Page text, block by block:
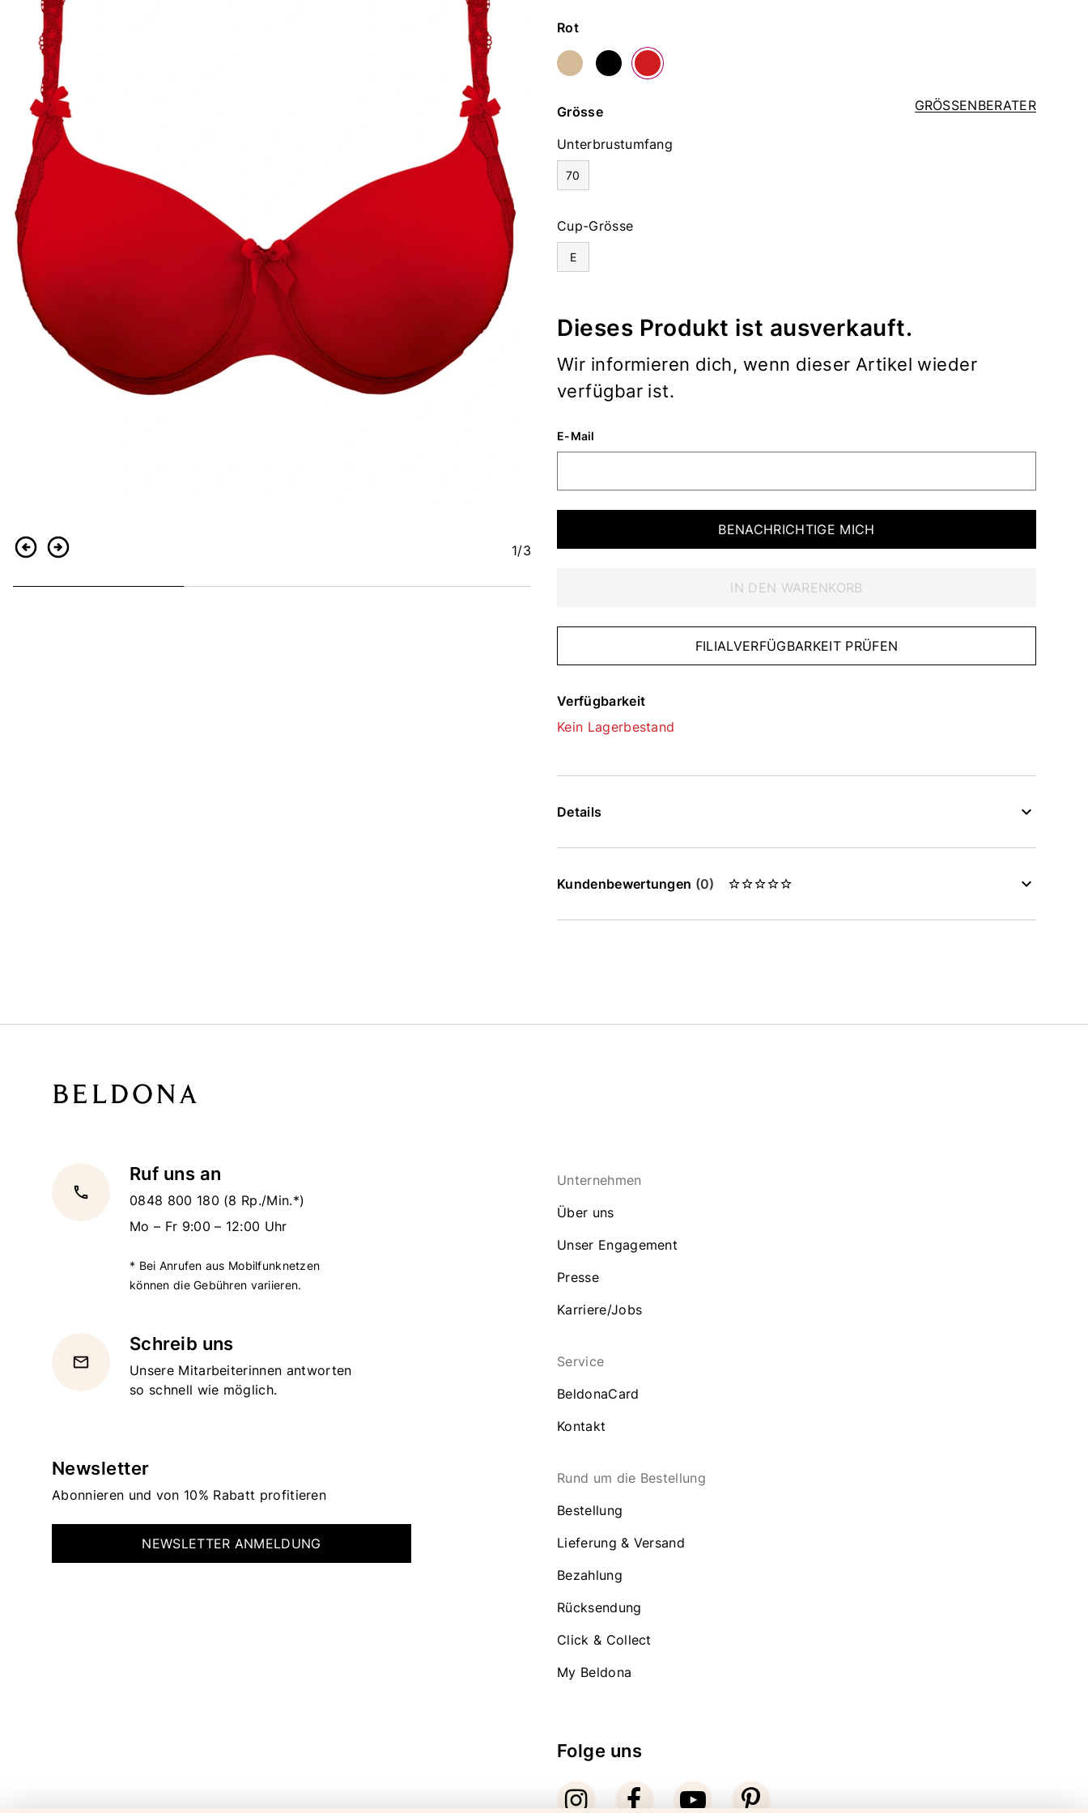
ZurückWeiter 1/3
Farbe
Rot
GRÖSSENBERATER
Grösse
Unterbrustumfang
70
Cup-Grösse
E
Dieses Produkt ist ausverkauft.
Wir informieren dich, wenn dieser Artikel wieder
verfügbar ist.
E-Mail
BENACHRICHTIGE MICH
IN DEN WARENKORB
FILIALVERFÜGBARKEIT PRÜFEN
Verfügbarkeit
Kein Lagerbestand
Details
Kundenbewertungen (0)
local_phone
Ruf uns an
0848 800 180 (8 Rp./Min.*)
Mo – Fr 9:00 – 12:00 Uhr
* Bei Anrufen aus Mobilfunknetzen
können die Gebühren variieren.
email
Schreib uns
Unsere Mitarbeiterinnen antworten
so schnell wie möglich.
Newsletter
Abonnieren und von 10% Rabatt profitieren
NEWSLETTER ANMELDUNG
Unternehmen
Über uns
Unser Engagement
Presse
Karriere/Jobs
Service
BeldonaCard
Kontakt
Rund um die Bestellung
Bestellung
Lieferung & Versand
Bezahlung
Rücksendung
Click & Collect
My Beldona
Folge uns